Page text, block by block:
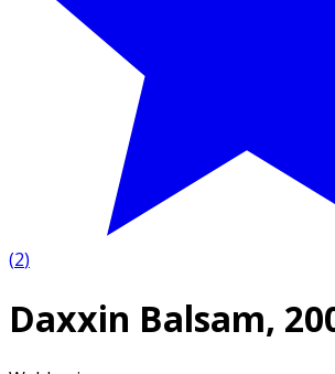
(2)
Daxxin Balsam,